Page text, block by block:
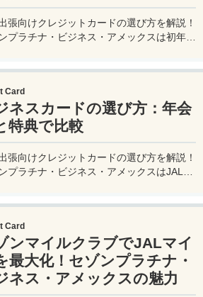
張向けクレジットカードの選び方を解説！
プラチナ・ビジネス・アメックスは初年度
Card
ネスカードの選び方：年会
特典で比較
張向けクレジットカードの選び方を解説！
プラチナ・ビジネス・アメックスはJALマ
Card
ンマイルクラブでJALマイ
最大化！セゾンプラチナ・
ネス・アメックスの魅力